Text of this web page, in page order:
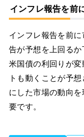
インフレ報告を前
インフレ報告を前
告が予想を上回る
米国債の利回りが
トも動くことが予
にした市場の動向
要です。